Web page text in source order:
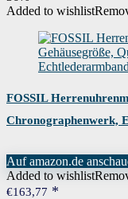
war:
€409,00
Added to wishlist
FOSSIL
Chronographenwerk,
Auf amazon.de
Added to wishlist
€163,77